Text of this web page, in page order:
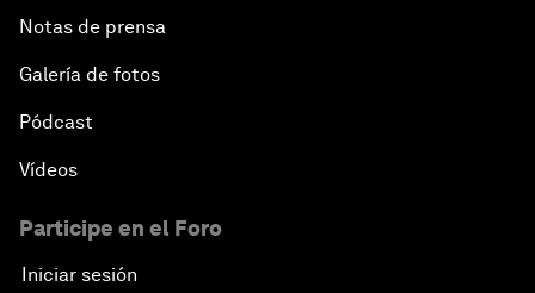
Notas de prensa
Galería de fotos
Pódcast
Vídeos
Participe en el Foro
Iniciar sesión